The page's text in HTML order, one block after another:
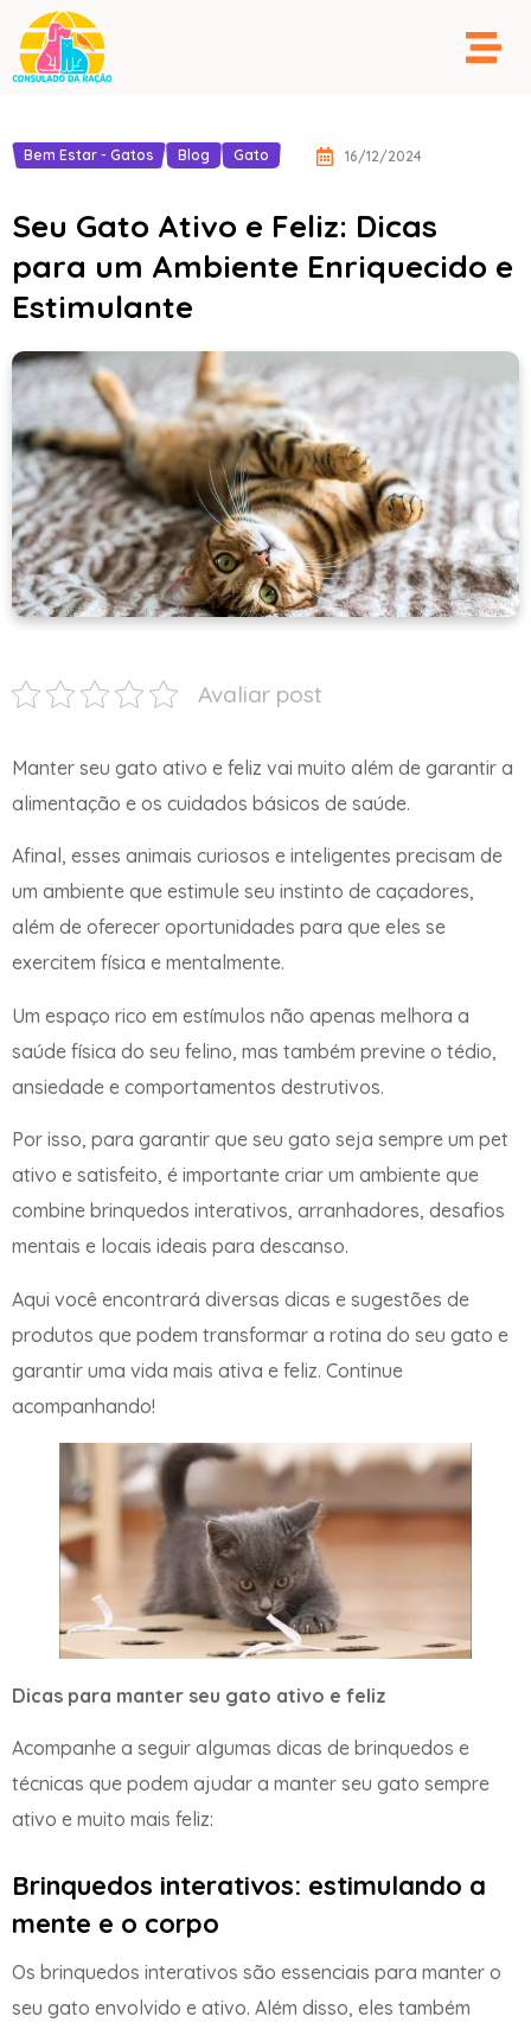
Bem Estar - Gatos Blog Gato 16/12/2024
Seu Gato Ativo e Feliz: Dicas
para um Ambiente Enriquecido e
Estimulante
Avaliar post
Manter seu gato ativo e feliz vai muito além de garantir a
alimentação e os cuidados básicos de saúde.
Afinal, esses animais curiosos e inteligentes precisam de
um ambiente que estimule seu instinto de caçadores,
além de oferecer oportunidades para que eles se
exercitem física e mentalmente.
Um espaço rico em estímulos não apenas melhora a
saúde física do seu felino, mas também previne o tédio,
ansiedade e comportamentos destrutivos.
Por isso, para garantir que seu gato seja sempre um pet
ativo e satisfeito, é importante criar um ambiente que
combine brinquedos interativos, arranhadores, desafios
mentais e locais ideais para descanso.
Aqui você encontrará diversas dicas e sugestões de
produtos que podem transformar a rotina do seu gato e
garantir uma vida mais ativa e feliz. Continue
acompanhando!
Dicas para manter seu gato ativo e feliz
Acompanhe a seguir algumas dicas de brinquedos e
técnicas que podem ajudar a manter seu gato sempre
ativo e muito mais feliz:
Brinquedos interativos: estimulando a
mente e o corpo
Os brinquedos interativos são essenciais para manter o
seu gato envolvido e ativo. Além disso, eles também